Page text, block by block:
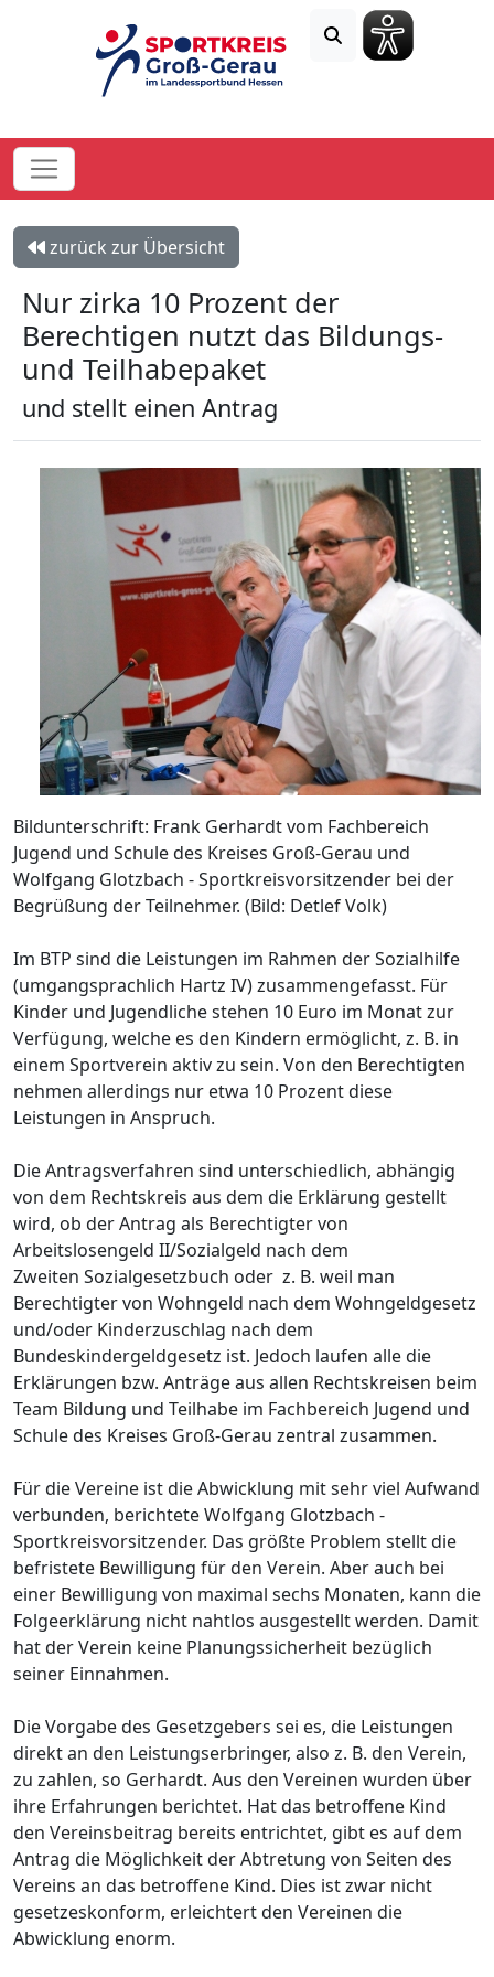
zurück zur Übersicht
Nur zirka 10 Prozent der
Berechtigen nutzt das Bildungs-
und Teilhabepaket
und stellt einen Antrag
Bildunterschrift: Frank Gerhardt vom Fachbereich
Jugend und Schule des Kreises Groß-Gerau und
Wolfgang Glotzbach - Sportkreisvorsitzender bei der
Begrüßung der Teilnehmer. (Bild: Detlef Volk)
Im BTP sind die Leistungen im Rahmen der Sozialhilfe
(umgangsprachlich Hartz IV) zusammengefasst. Für
Kinder und Jugendliche stehen 10 Euro im Monat zur
Verfügung, welche es den Kindern ermöglicht, z. B. in
einem Sportverein aktiv zu sein. Von den Berechtigten
nehmen allerdings nur etwa 10 Prozent diese
Leistungen in Anspruch.
Die Antragsverfahren sind unterschiedlich, abhängig
von dem Rechtskreis aus dem die Erklärung gestellt
wird, ob der Antrag als Berechtigter von
Arbeitslosengeld II/Sozialgeld nach dem
Zweiten Sozialgesetzbuch oder z. B. weil man
Berechtigter von Wohngeld nach dem Wohngeldgesetz
und/oder Kinderzuschlag nach dem
Bundeskindergeldgesetz ist. Jedoch laufen alle die
Erklärungen bzw. Anträge aus allen Rechtskreisen beim
Team Bildung und Teilhabe im Fachbereich Jugend und
Schule des Kreises Groß-Gerau zentral zusammen.
Für die Vereine ist die Abwicklung mit sehr viel Aufwand
verbunden, berichtete Wolfgang Glotzbach -
Sportkreisvorsitzender. Das größte Problem stellt die
befristete Bewilligung für den Verein. Aber auch bei
einer Bewilligung von maximal sechs Monaten, kann die
Folgeerklärung nicht nahtlos ausgestellt werden. Damit
hat der Verein keine Planungssicherheit bezüglich
seiner Einnahmen.
Die Vorgabe des Gesetzgebers sei es, die Leistungen
direkt an den Leistungserbringer, also z. B. den Verein,
zu zahlen, so Gerhardt. Aus den Vereinen wurden über
ihre Erfahrungen berichtet. Hat das betroffene Kind
den Vereinsbeitrag bereits entrichtet, gibt es auf dem
Antrag die Möglichkeit der Abtretung von Seiten des
Vereins an das betroffene Kind. Dies ist zwar nicht
gesetzeskonform, erleichtert den Vereinen die
Abwicklung enorm.